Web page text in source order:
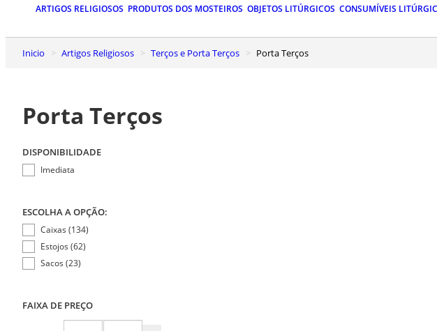
ARTIGOS RELIGIOSOS PRODUTOS DOS MOSTEIROS OBJETOS LITÚRGICOS CONSUMÍVEIS
Inicio Artigos Religiosos Terços e Porta Terços Porta Terços
Porta Terços
DISPONIBILIDADE
Imediata
ESCOLHA A OPÇÃO:
Caixas (134)
Estojos (62)
Sacos (23)
FAIXA DE PREÇO